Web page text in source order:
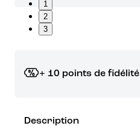
1
2
3
+ 10 points de fidélité
rêver !
Description